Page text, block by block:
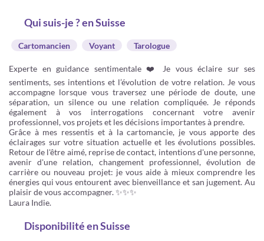
Qui suis-je ? en Suisse
Cartomancien Voyant Tarologue
Experte en guidance sentimentale ❤️ Je vous éclaire sur ses
sentiments, ses intentions et l’évolution de votre relation. Je vous
accompagne lorsque vous traversez une période de doute, une
séparation, un silence ou une relation compliquée. Je réponds
également à vos interrogations concernant votre avenir
professionnel, vos projets et les décisions importantes à prendre.
Grâce à mes ressentis et à la cartomancie, je vous apporte des
éclairages sur votre situation actuelle et les évolutions possibles.
Retour de l'être aimé, reprise de contact, intentions d'une personne,
avenir d'une relation, changement professionnel, évolution de
carrière ou nouveau projet: je vous aide à mieux comprendre les
énergies qui vous entourent avec bienveillance et san jugement. Au
plaisir de vous accompagner. ✨✨✨
Laura Indie.
Disponibilitéen Suisse